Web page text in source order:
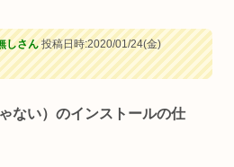
しさん投稿日時:2020/01/24(金)
ない）のインストールの仕